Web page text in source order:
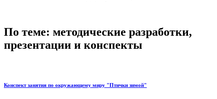
По теме: методические разработки,
презентации и конспекты
Конспект занятия по окружающему миру "Птички зимой"